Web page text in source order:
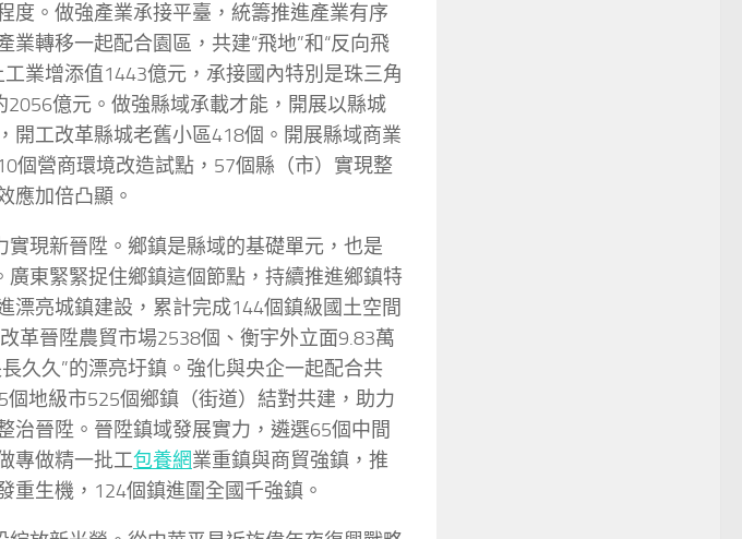
度。做強產業承接平臺，統籌推進產業有序
轉移一起配合園區，共建“飛地”和“反向飛
業增添值1443億元，承接國內特別是珠三角
億元。做強縣域承載才能，開展以縣城
開工改革縣城老舊小區418個。開展縣域商業
個營商環境改造試點，57個縣（市）實現整
應加倍凸顯。
實現新晉陞。鄉鎮是縣域的基礎單元，也是
廣東緊緊捉住鄉鎮這個節點，持續推進鄉鎮特
漂亮城鎮建設，累計完成144個鎮級國土空間
革晉陞農貿市場2538個、衡宇外立面9.83萬
久久”的漂亮圩鎮。強化與央企一起配合共
地級市525個鄉鎮（街道）結對共建，助力
治晉陞。晉陞鎮域發展實力，遴選65個中間
專做精一批工包養網業重鎮與商貿強鎮，推
重生機，124個鎮進圍全國千強鎮。